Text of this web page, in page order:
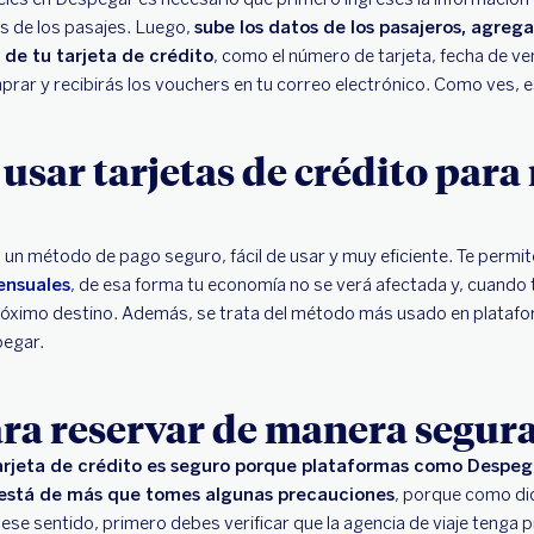
de los pasajes. Luego, sube los datos de los pasajeros,
de tu tarjeta de crédito, como el número de tarjeta, fecha de
y recibirás los vouchers en tu correo electrónico. Como ves,
tarjetas de crédito para
método de pago seguro, fácil de usar y muy eficiente. Te
, de esa forma tu economía no se verá afectada y,
destino. Además, se trata del método más usado en
reservar de manera
de crédito es seguro porque plataformas como
de más que tomes algunas precauciones, porque como
sentido, primero debes verificar que la agencia de viaje tenga